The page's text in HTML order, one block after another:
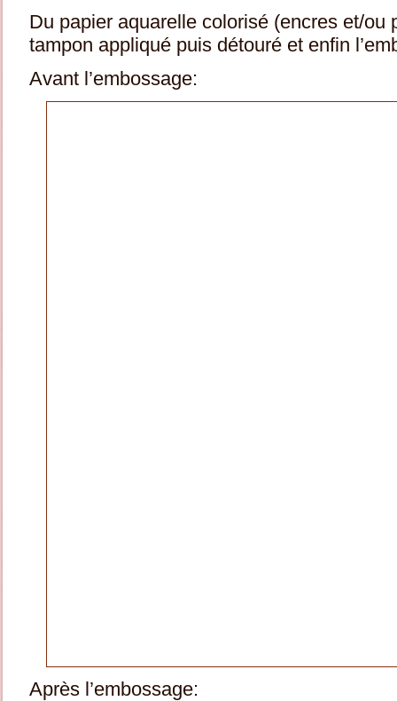
Du papier aquarelle colorisé (encres et/ou
tampon appliqué puis détouré et enfin
Avant l’embossage:
Après l’embossage: